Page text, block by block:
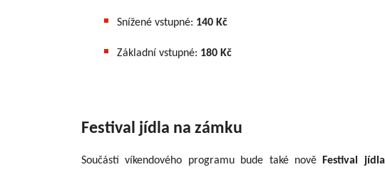
Snížené vstupné: 140 Kč
Základní vstupné: 180 Kč
Festival jídla na zámku
Součástí víkendového programu bude také nověFestival jídla